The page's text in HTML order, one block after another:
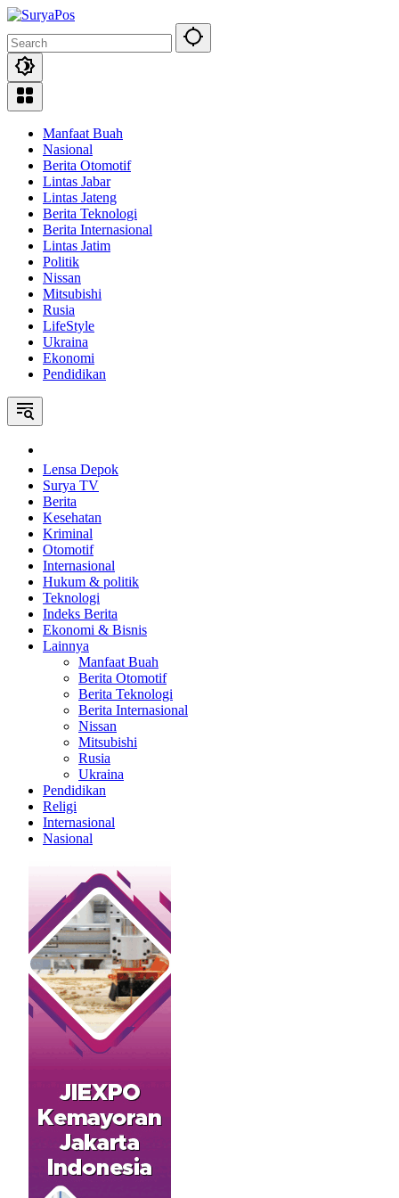
Skip
content
Manfaat Buah
Nasional
Berita Otomotif
Lintas Jabar
Lintas Jateng
Berita Teknologi
Berita Internasional
Lintas Jatim
Politik
Nissan
Mitsubishi
Rusia
LifeStyle
Ukraina
Ekonomi
Pendidikan
Lensa Depok
Surya TV
Berita
Kesehatan
Kriminal
Otomotif
Internasional
Hukum & politik
Teknologi
Indeks Berita
Ekonomi & Bisnis
Lainnya
Manfaat Buah
Berita Otomotif
Berita Teknologi
Berita Internasional
Nissan
Mitsubishi
Rusia
Ukraina
Pendidikan
Religi
Internasional
Nasional